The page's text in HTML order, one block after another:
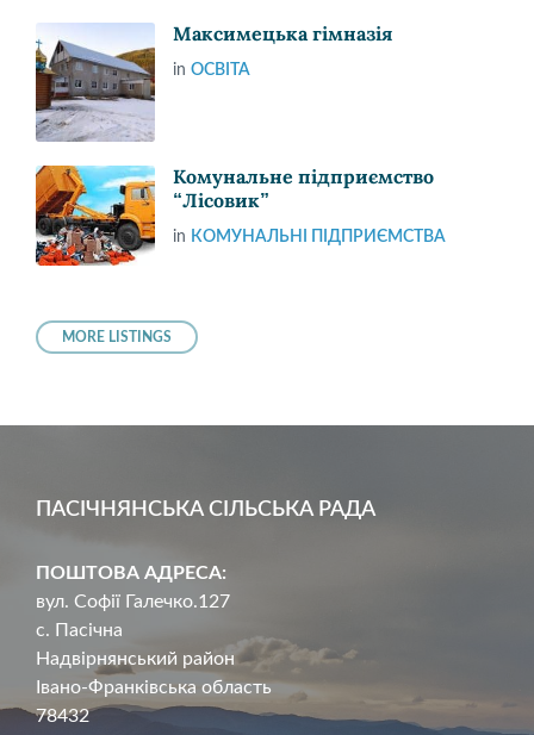
Максимецька гімназія
in ОСВІТА
Комунальне підприємство
“Лісовик”
in КОМУНАЛЬНІ ПІДПРИЄМСТВА
MORE LISTINGS
ПАСІЧНЯНСЬКА СІЛЬСЬКА РАДА
ПОШТОВА АДРЕСА:
вул. Софії Галечко.127
с. Пасічна
Надвірнянський район
Івано-Франківська область
78432